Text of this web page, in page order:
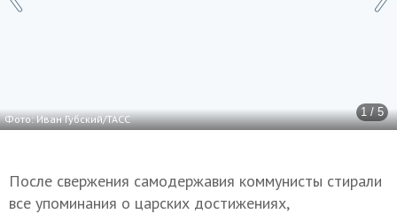
1 / 5
Фото: Иван Губский/ТАСС
После свержения самодержавия коммунисты стирали
все упоминания о царских достижениях,